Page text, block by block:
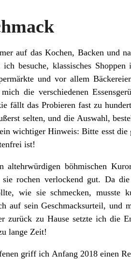
auf das Kochen, Backen und
besuche, klassisches Shoppen
und vor allem
die verschiedenen
fällt das Probieren fast zu
selten, und die Auswahl,
wichtiger Hinweis: Bitte esst die
ist!
altehrwürdigen böhmischen
rochen verlockend gut. Da
wie sie schmecken, musste
auf sein Geschmacksurteil, und
zurück zu Hause setzte ich die
lange Zeit!
griff ich Anfang 2018 einen